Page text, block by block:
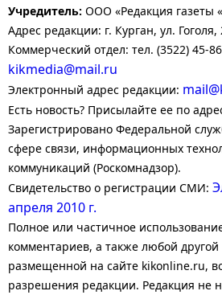
Учредитель: ООО «Редакция газеты
Адрес редакции: г. Курган, ул. Гоголя,
Коммерческий отдел: тел. (3522) 45-
kikmedia@mail.ru
Электронный адрес редакции:
Есть новость? Присылайте ее по
Зарегистрировано Федеральной
сфере связи, информационных
коммуникаций (Роскомнадзор).
Свидетельство о регистрации СМИ:
апреля 2010 г.
Полное или частичное
комментариев, а также любой
размещенной на сайте kikonline.ru,
разрешения редакции. Редакция не